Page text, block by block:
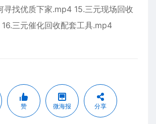
寻找优质下家.mp4 15.三元现场回收
三元催化回收配套工具.mp4
赞 微海报 分享